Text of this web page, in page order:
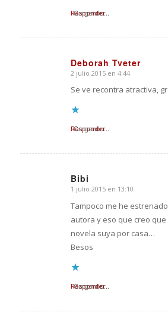
Cargando...
Responder
Deborah Tveter
Dice:
2 julio 2015 en 4:44
Se ve recontra atractiva,
Cargando...
Responder
Bibi
Dice:
1 julio 2015 en 13:10
Tampoco me he
autora y eso que creo
novela suya por casa…
Besos
Cargando...
Responder